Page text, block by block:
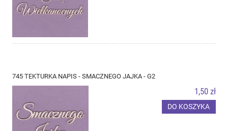
745 TEKTURKA NAPIS - SMACZNEGO JAJKA - G2
1,50 zł
DO KOSZYKA